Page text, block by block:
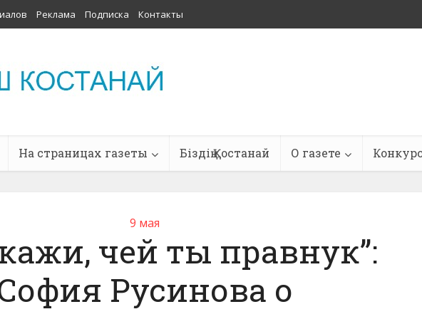
Реклама Подписка Контакты
На страницах газеты Біздің Қостанай О газете
9 мая
чей ты правнук”:
Русинова о